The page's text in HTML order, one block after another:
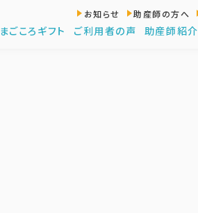
お知らせ 助産師の方へ
まごころギフト ご利用者の声 助産師紹介